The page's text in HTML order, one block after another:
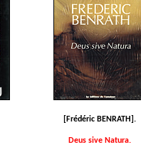
[Frédéric BENRATH].
Deus sive Natura.